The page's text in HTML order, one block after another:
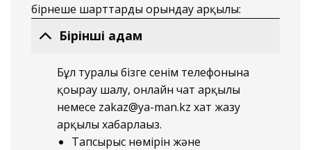
бірнеше шарттарды орындау арқылы:
Бірінші қадам
Бұл туралы бізге сенім телефонына
қоңырау шалу, онлайн чат арқылы
немесе zakaz@ya-man.kz хат жазу
арқылы хабарлаңыз.
Тапсырыс нөмірін және